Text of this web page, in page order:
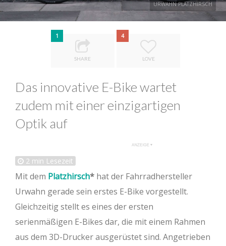
URWAHN PLATZHIRSCH
1
SHARE
4
LOVE
Das innovative E-Bike wartet
zudem mit einer einzigartigen
Optik auf
2 min Lesezeit
Mit dem Platzhirsch
hat der Fahrradhersteller
Urwahn gerade sein erstes E-Bike vorgestellt.
Gleichzeitig stellt es eines der ersten
serienmäßigen E-Bikes dar, die mit einem Rahmen
aus dem 3D-Drucker ausgerüstet sind. Angetrieben